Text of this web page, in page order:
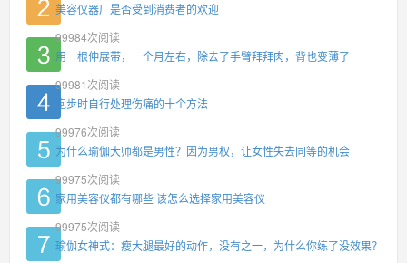
美容仪器厂是否受到消费者的欢迎
99984次阅读
用一根伸展带，一个月左右，除去了手臂拜拜肉，背也变薄了
99981 次阅读
跑步时自行处理伤痛的十个方法
99976次阅读
为什么瑜伽大师都是男性？因为男权，让女性失去同等的机会
99975次阅读
家用美容仪都有哪些 该怎么选择家用美容仪
99975次阅读
瑜伽女神式：瘦大腿最好的动作，没有之一，为什么你练了没效果？